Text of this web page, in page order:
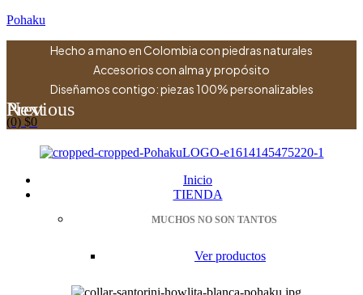
Pohaku
Hecho a mano en Colombia con piedras naturales
Accesorios con alma y propósito
Diseñamos contigo: piezas 100% personalizables
Previous
Next
(0) $0
Inicio
TIENDA
MUCHOS NO SON TANTOS
Ver productos